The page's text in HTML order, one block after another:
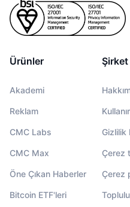
Ürünler
Akademi
Reklam
CMC Labs
CMC Max
Öne Çıkan Haberler
Bitcoin ETF'leri
Şirket
Gizlilik
Çerez
Çerez